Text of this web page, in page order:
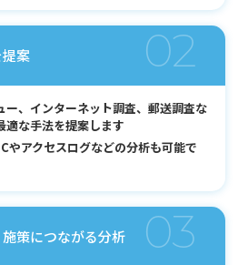
案 02
ー、インターネット調査、郵送調査な
適な手法を提案します
やアクセスログなどの分析も可能で
策につながる分析 03